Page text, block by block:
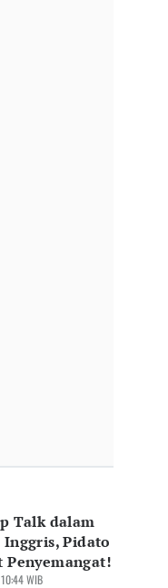
Talk dalam
Inggris, Pidato
Penyemangat!
WIB